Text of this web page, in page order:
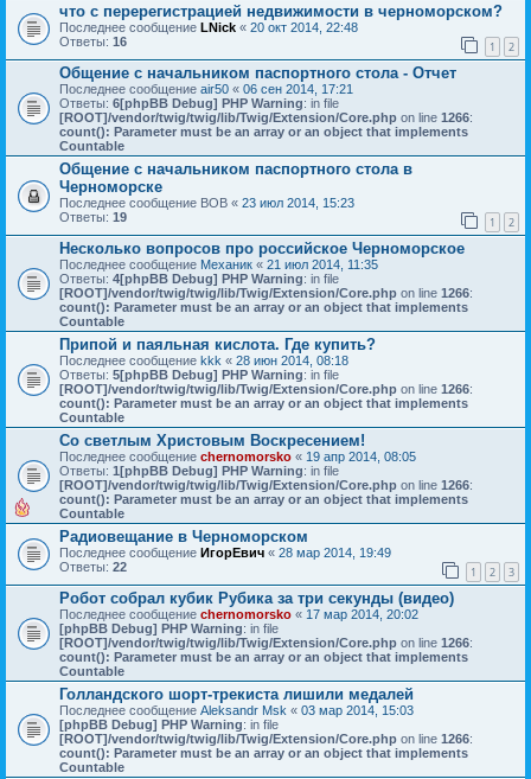
что с перерегистрацией недвижимости в черноморском?
Последнее сообщение LNick « 20 окт 2014, 22:48
Ответы: 16 1 2
Общение с начальником паспортного стола - Отчет
Последнее сообщение air50 « 06 сен 2014, 17:21
Ответы: 6[phpBB Debug] PHP Warning: in file
[ROOT]/vendor/twig/twig/lib/Twig/Extension/Core.php on line 1266:
count(): Parameter must be an array or an object that implements
Countable
Общение с начальником паспортного стола в
Черноморске
Последнее сообщение ВОВ « 23 июл 2014, 15:23
Ответы: 19 1 2
Несколько вопросов про российское Черноморское
Последнее сообщение Механик « 21 июл 2014, 11:35
Ответы: 4[phpBB Debug] PHP Warning: in file
[ROOT]/vendor/twig/twig/lib/Twig/Extension/Core.php on line 1266:
count(): Parameter must be an array or an object that implements
Countable
Припой и паяльная кислота. Где купить?
Последнее сообщение kkk « 28 июн 2014, 08:18
Ответы: 5[phpBB Debug] PHP Warning: in file
[ROOT]/vendor/twig/twig/lib/Twig/Extension/Core.php on line 1266:
count(): Parameter must be an array or an object that implements
Countable
Со светлым Христовым Воскресением!
Последнее сообщение chernomorsko « 19 апр 2014, 08:05
Ответы: 1[phpBB Debug] PHP Warning: in file
[ROOT]/vendor/twig/twig/lib/Twig/Extension/Core.php on line 1266:
count(): Parameter must be an array or an object that implements
Countable
Радиовещание в Черноморском
Последнее сообщение ИгорЕвич « 28 мар 2014, 19:49
Ответы: 22 1 2 3
Робот собрал кубик Рубика за три секунды (видео)
Последнее сообщение chernomorsko « 17 мар 2014, 20:02
[phpBB Debug] PHP Warning: in file
[ROOT]/vendor/twig/twig/lib/Twig/Extension/Core.php on line 1266:
count(): Parameter must be an array or an object that implements
Countable
Голландского шорт-трекиста лишили медалей
Последнее сообщение Aleksandr Msk « 03 мар 2014, 15:03
[phpBB Debug] PHP Warning: in file
[ROOT]/vendor/twig/twig/lib/Twig/Extension/Core.php on line 1266:
count(): Parameter must be an array or an object that implements
Countable